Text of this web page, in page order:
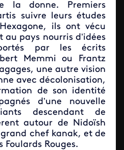
la donne. Premiers
suivre leurs études
ils ont vécu
au pays nourris d’idées
par les écrits
Memmi ou Frantz
une autre vision
avec décolonisation,
de son identité
d’une nouvelle
descendant de
autour de Nidoïsh
chef kanak, et de
Foulards Rouges.